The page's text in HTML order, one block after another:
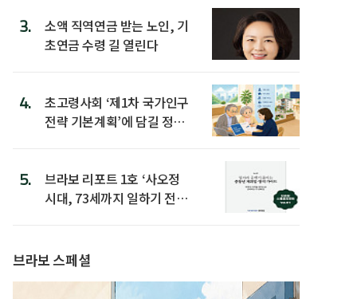
3.
소액 직역연금 받는 노인, 기
초연금 수령 길 열린다
4.
초고령사회 ‘제1차 국가인구
전략 기본계획’에 담길 정책
5.
브라보 리포트 1호 ‘사오정
시대, 73세까지 일하기 전략’
브라보 스페셜